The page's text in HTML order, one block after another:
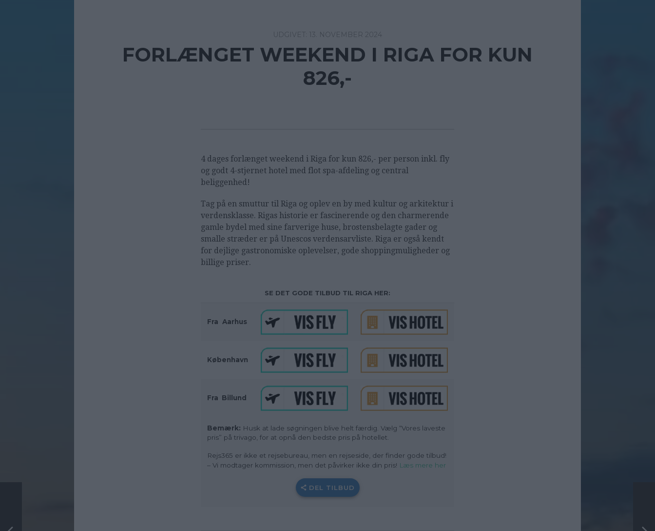
13. NOVEMBER 2024
FORLÆNGET WEEKEND I RIGA FOR KUN
826,-
4 dages forlænget weekend i Riga for kun 826,- per person inkl. fly
og godt 4-stjernet hotel med flot spa-afdeling og central
beliggenhed!
Tag på en smuttur til Riga og oplev en by med kultur og arkitektur i
verdensklasse. Rigas historie er fascinerende og den charmerende
gamle bydel med sine farverige huse, brostensbelagte gader og
smalle stræder er på Unescos verdensarvliste. Riga er også kendt
for dejlige gastronomiske oplevelser, gode shoppingmuligheder og
billige priser.
SE DET GODE TILBUD TIL RIGA HER:
Fra Aarhus
København
Fra Billund
Bemærk: Husk at lade søgningen blive helt færdig. Vælg “Vores laveste
pris” på trivago, for at opnå den bedste pris på hotellet.
Rejs365 er ikke et rejsebureau, men en rejseside, der finder gode tilbud!
– Vi modtager kommission, men det påvirker ikke din pris! Læs mere her
DEL TILBUD